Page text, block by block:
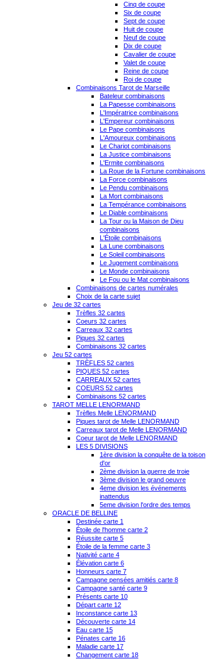
Cinq de coupe
Six de coupe
Sept de coupe
Huit de coupe
Neuf de coupe
Dix de coupe
Cavalier de coupe
Valet de coupe
Reine de coupe
Roi de coupe
Combinaisons Tarot de Marseille
Bateleur combinaisons
La Papesse combinaisons
L'Impératrice combinaisons
L'Empereur combinaisons
Le Pape combinaisons
L'Amoureux combinaisons
Le Chariot combinaisons
La Justice combinaisons
L'Ermite combinaisons
La Roue de la Fortune combinaisons
La Force combinaisons
Le Pendu combinaisons
La Mort combinaisons
La Tempérance combinaisons
Le Diable combinaisons
La Tour ou la Maison de Dieu
combinaisons
L'Étoile combinaisons
La Lune combinaisons
Le Soleil combinaisons
Le Jugement combinaisons
Le Monde combinaisons
Le Fou ou le Mat combinaisons
Combinaisons de cartes numérales
Choix de la carte sujet
Jeu de 32 cartes
Trèfles 32 cartes
Coeurs 32 cartes
Carreaux 32 cartes
Piques 32 cartes
Combinaisons 32 cartes
Jeu 52 cartes
TRÈFLES 52 cartes
PIQUES 52 cartes
CARREAUX 52 cartes
COEURS 52 cartes
Combinaisons 52 cartes
TAROT MELLE LENORMAND
Trèfles Melle LENORMAND
Piques tarot de Melle LENORMAND
Carreaux tarot de Melle LENORMAND
Coeur tarot de Melle LENORMAND
LES 5 DIVISIONS
1ère division la conquête de la toison
d'or
2ème division la guerre de troie
3ème division le grand oeuvre
4eme division les événements
inattendus
5eme division l'ordre des temps
ORACLE DE BELLINE
Destinée carte 1
Étoile de l'homme carte 2
Réussite carte 5
Étoile de la femme carte 3
Nativité carte 4
Élévation carte 6
Honneurs carte 7
Campagne pensées amitiés carte 8
Campagne santé carte 9
Présents carte 10
Départ carte 12
Inconstance carte 13
Découverte carte 14
Eau carte 15
Pénates carte 16
Maladie carte 17
Changement carte 18